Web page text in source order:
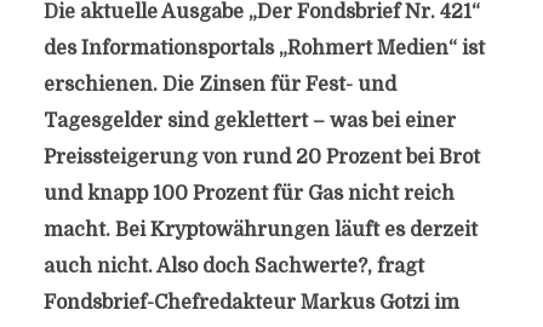
Die aktuelle Ausgabe „Der Fondsbrief Nr. 421“
des Informationsportals „Rohmert Medien“ ist
erschienen. Die Zinsen für Fest- und
Tagesgelder sind geklettert – was bei einer
Preissteigerung von rund 20 Prozent bei Brot
und knapp 100 Prozent für Gas nicht reich
macht. Bei Kryptowährungen läuft es derzeit
auch nicht. Also doch Sachwerte?, fragt
Fondsbrief-Chefredakteur Markus Gotzi im